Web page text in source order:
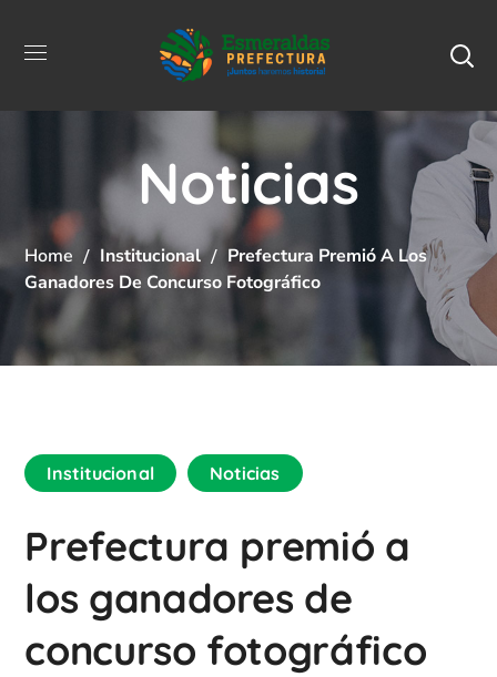
Noticias
Home Institucional
Prefectura Premió A Los
Ganadores De Concurso Fotográfico
Institucional Noticias
Prefectura premió a
los ganadores de
concurso fotográfico